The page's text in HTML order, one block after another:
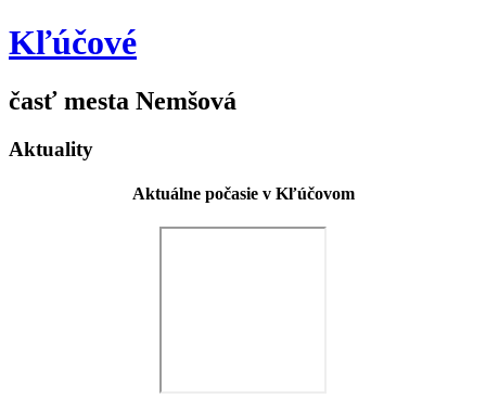
Kľúčové
časť mesta Nemšová
Aktuality
Aktuálne počasie v Kľúčovom